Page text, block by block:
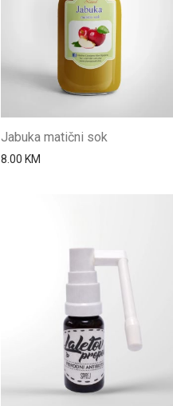
Jabuka matični sok
8.00 KM